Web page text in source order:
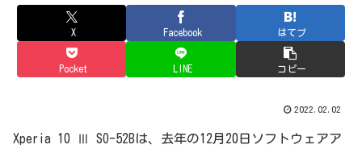
X Facebook はてブ
Pocket LINE コピー
2022.02.02
Xperia 10 Ⅲ SO-52Bは、去年の12月20日ソフトウェアア